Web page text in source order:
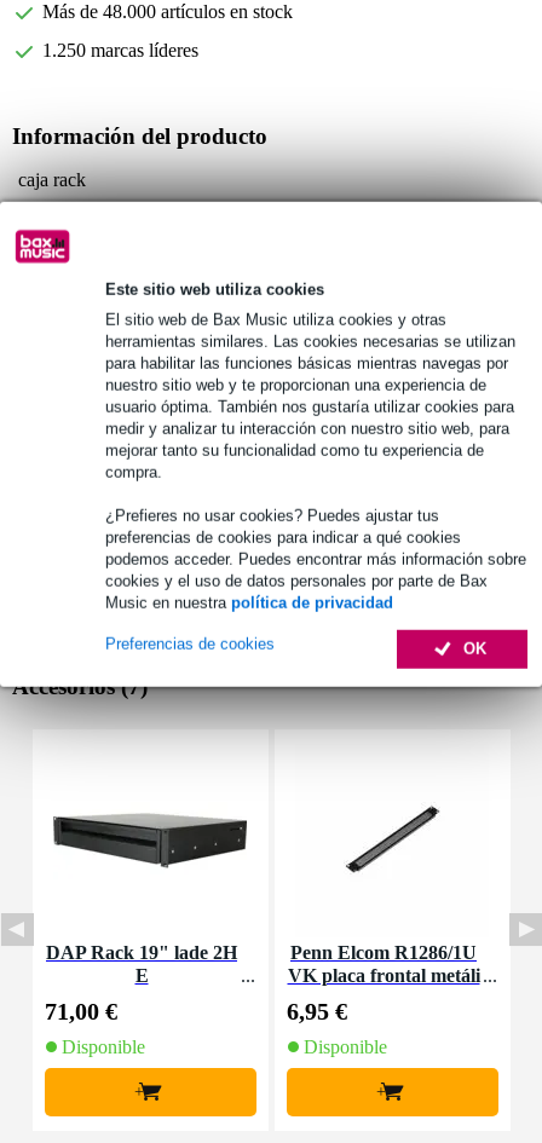
Este sitio web utiliza cookies
El sitio web de Bax Music utiliza cookies y otras
herramientas similares. Las cookies necesarias se utilizan
para habilitar las funciones básicas mientras navegas por
nuestro sitio web y te proporcionan una experiencia de
usuario óptima. También nos gustaría utilizar cookies para
medir y analizar tu interacción con nuestro sitio web, para
mejorar tanto su funcionalidad como tu experiencia de
compra.
¿Prefieres no usar cookies? Puedes ajustar tus
preferencias de cookies para indicar a qué cookies
podemos acceder. Puedes encontrar más información sobre
cookies y el uso de datos personales por parte de Bax
Music en nuestra política de privacidad
OK
Preferencias de cookies
Más de 48.000 artículos en stock
1.250 marcas líderes
Información del producto
caja rack
construcción extremadamente sólida
Especificaciones completas
Véase también (1)
Accesorios (7)
DAP Rack 19" lade 2H
E
71,00 €
Disponible
+
Penn Elcom R1286/1U
VK placa frontal metáli
6,95 €
Disponible
+